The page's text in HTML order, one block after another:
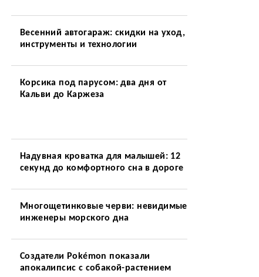
Весенний автогараж: скидки на уход,
инструменты и технологии
Корсика под парусом: два дня от
Кальви до Каржеза
Надувная кроватка для малышей: 12
секунд до комфортного сна в дороге
Многощетинковые черви: невидимые
инженеры морского дна
Создатели Pokémon показали
апокалипсис с собакой-растением